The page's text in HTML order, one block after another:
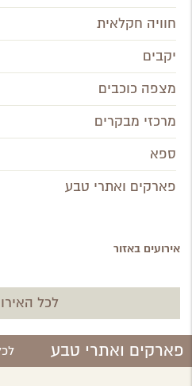
חוויה חקלאית
יקבים
מצפה כוכבים
מרכזי מבקרים
ספא
פארקים ואתרי טבע
אירועים באזור
לכל
פארקים ואתרי טבע